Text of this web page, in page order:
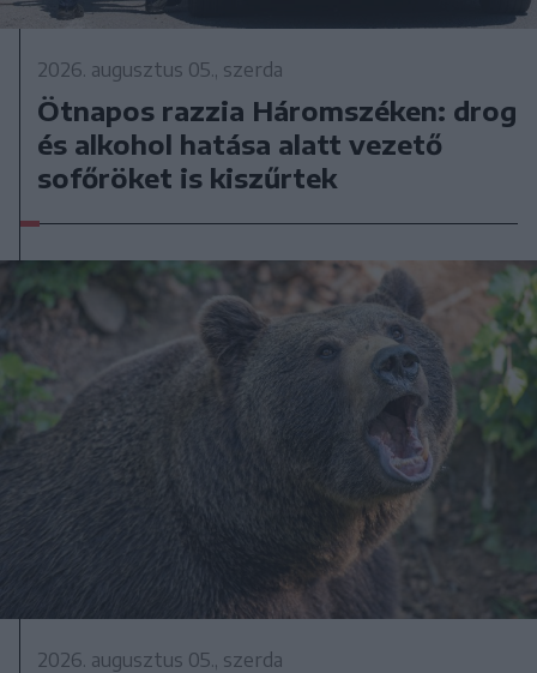
2026. augusztus 05., szerda
Ötnapos razzia Háromszéken: drog
és alkohol hatása alatt vezető
sofőröket is kiszűrtek
2026. augusztus 05., szerda